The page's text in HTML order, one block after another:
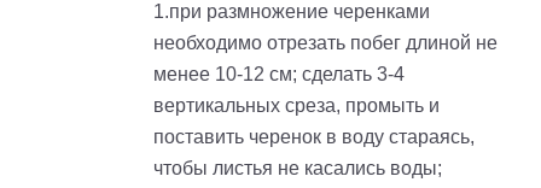
1.при размножение черенками
необходимо отрезать побег длиной не
менее 10-12 см; сделать 3-4
вертикальных среза, промыть и
поставить черенок в воду стараясь,
чтобы листья не касались воды;